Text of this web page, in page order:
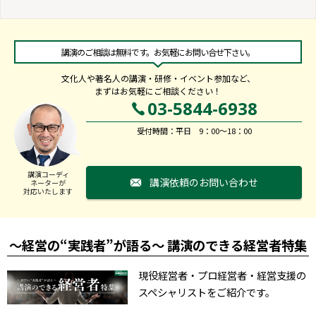
講演のご相談は無料です。お気軽にお問い合せ下さい。
文化人や著名人の講演・研修・イベント参加など、
まずはお気軽にご相談ください！
講演コーディ
ネーターが
対応いたします
03-5844-6938
受付時間：平日 9：00～18：00
講演依頼のお問い合わせ
～経営の“実践者”が語る～ 講演のできる経営者特集
現役経営者・プロ経営者・経営支援の
スペシャリストをご紹介です。